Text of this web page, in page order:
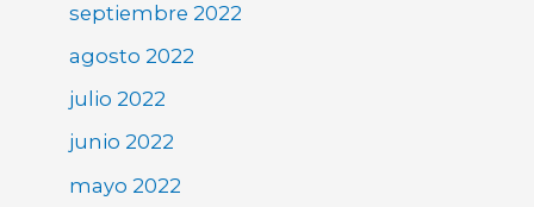
septiembre 2022
agosto 2022
julio 2022
junio 2022
mayo 2022